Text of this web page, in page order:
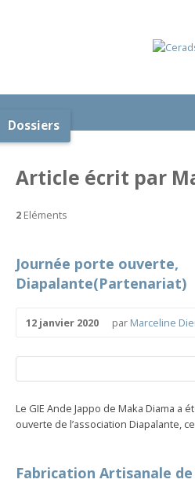
Dossiers
Article écrit par
2 Eléments
Journée porte ouverte,
Diapalante(Partenariat)
12 janvier 2020 par Marceline
Le GIE Ande Jappo de Maka Diama a
ouverte de l’association Diapalante,
Fabrication Artisanale